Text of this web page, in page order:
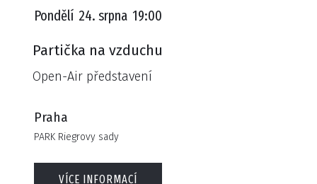
Pondělí 24. srpna 19:00
Partička na vzduchu
Open-Air představení
Praha
PARK Riegrovy sady
VÍCE INFORMACÍ